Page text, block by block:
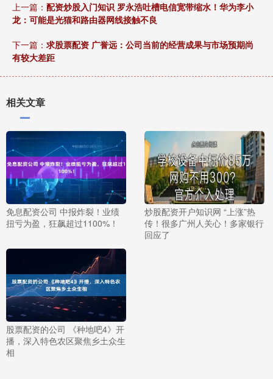
上一篇： 配资炒股入门知识 罗永浩吐槽电信宽带缩水！华为李小
龙：可能是光猫和路由器网线接触不良
下一篇： 求股票配资 广誉远：公司当前的经营成果与市场预期尚
有较大差距
相关文章
免息配资公司 中报炸裂！业绩
扭亏为盈，狂飙超过1100%！
炒股配资开户知识网 “上涨”热
传！很多广州人关心！多家银行
回应了
股票配资的公司 《种地吧4》开
播，深入特色农区聚焦乡土众生
相